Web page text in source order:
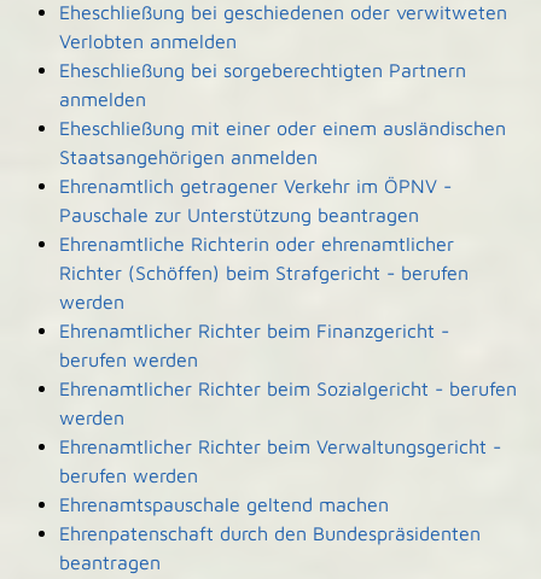
Eheschließung bei geschiedenen oder verwitweten
Verlobten anmelden
Eheschließung bei sorgeberechtigten Partnern
anmelden
Eheschließung mit einer oder einem ausländischen
Staatsangehörigen anmelden
Ehrenamtlich getragener Verkehr im ÖPNV -
Pauschale zur Unterstützung beantragen
Ehrenamtliche Richterin oder ehrenamtlicher
Richter (Schöffen) beim Strafgericht - berufen
werden
Ehrenamtlicher Richter beim Finanzgericht -
berufen werden
Ehrenamtlicher Richter beim Sozialgericht - berufen
werden
Ehrenamtlicher Richter beim Verwaltungsgericht -
berufen werden
Ehrenamtspauschale geltend machen
Ehrenpatenschaft durch den Bundespräsidenten
beantragen